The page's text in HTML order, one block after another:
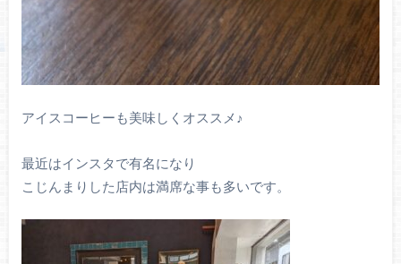
アイスコーヒーも美味しくオススメ♪
最近はインスタで有名になり
こじんまりした店内は満席な事も多いです。